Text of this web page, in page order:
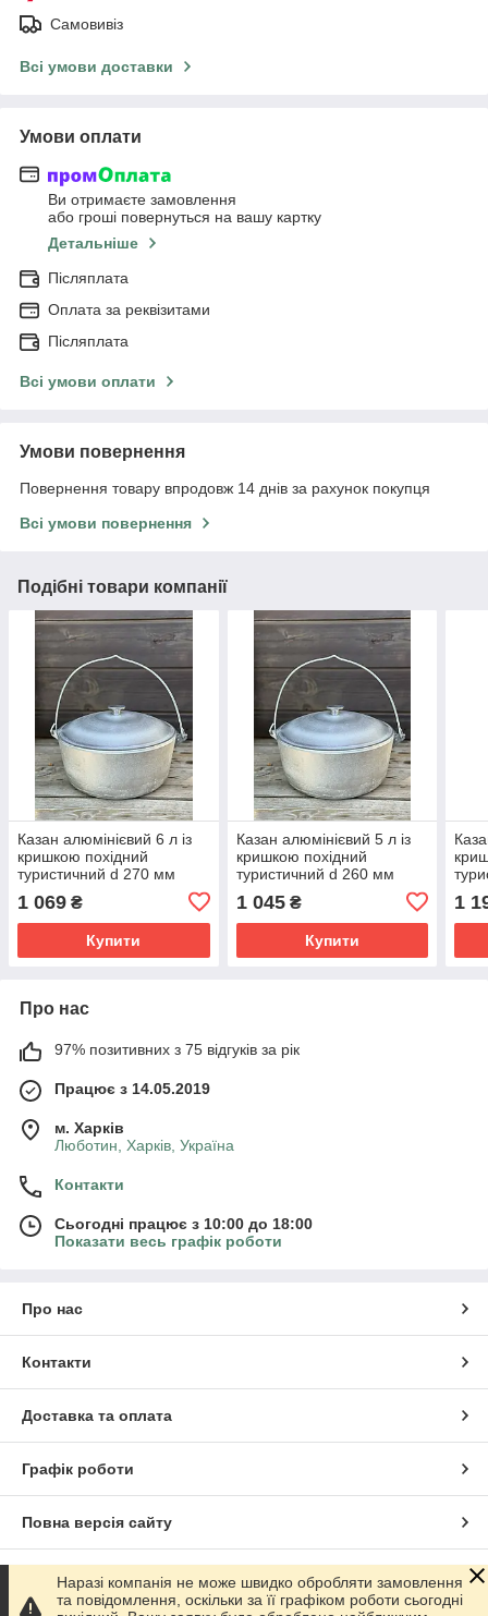
Самовивіз
Всі умови доставки
Умови оплати
Ви отримаєте замовлення
або гроші повернуться на вашу картку
Детальніше
Післяплата
Оплата за реквізитами
Післяплата
Всі умови оплати
Умови повернення
Повернення товару впродовж 14 днів за рахунок покупця
Всі умови повернення
Подібні товари компанії
Казан алюмінієвий 6 л із
кришкою похідний
туристичний d 270 мм
1 069 ₴
Купити
Казан алюмінієвий 5 л із
кришкою похідний
туристичний d 260 мм
1 045₴
Купити
1
Про нас
97% позитивних з 75 відгуків за рік
Працює з 14.05.2019
м. Харків
Люботин, Харків, Україна
Контакти
Сьогодні працює з 10:00 до 18:00
Показати весь графік роботи
Про нас
Контакти
Доставка та оплата
Графік роботи
Повна версія сайту
Сайт створено на маркетплейсі Prom.ua
Наразі компанія не може швидко обробляти замовлення
та повідомлення, оскільки за її графіком роботи сьогодні